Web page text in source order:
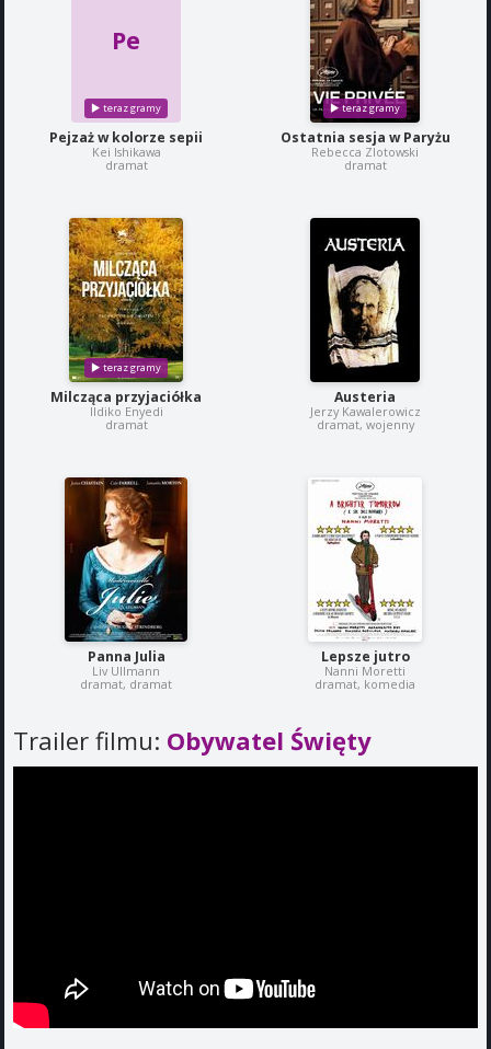
Pe
Pejzaż w kolorze sepii
Kei Ishikawa
dramat
Ostatnia sesja w Paryżu
Rebecca Zlotowski
dramat
Milcząca przyjaciółka
Ildiko Enyedi
dramat
Austeria
Jerzy Kawalerowicz
dramat, wojenny
Panna Julia
Liv Ullmann
dramat, dramat
Lepsze jutro
Nanni Moretti
dramat, komedia
Trailer filmu: Obywatel Święty